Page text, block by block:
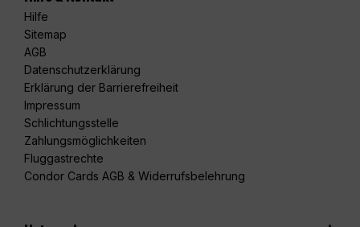
Hilfe
Sitemap
AGB
Datenschutzerklärung
Erklärung der Barrierefreiheit
Impressum
Schlichtungsstelle
Zahlungsmöglichkeiten
Fluggastrechte
Condor Cards AGB & Widerrufsbelehrung